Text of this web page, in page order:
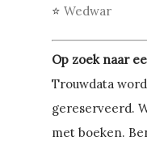
⭐Wedwar
Op zoek naar
Trouwdata
gereserveerd.
met boeken.